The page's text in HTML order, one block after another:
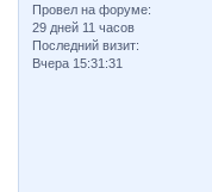
Провел на форуме:
29 дней 11 часов
Последний визит:
Вчера 15:31:31